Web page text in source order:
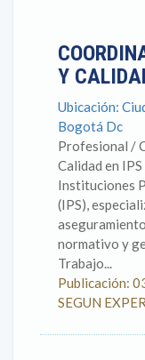
Y
Ubicación:
Bogotá Dc
Profesional /
Calidad en
Instituciones
(IPS),
normativo y
Trabajo...
Publicación:
SEGUN